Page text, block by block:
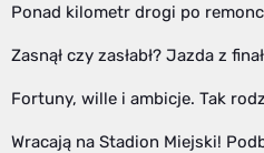
Ponad kilometr drogi po
Zasnął czy zasłabł? Jazda z
Fortuny, wille i ambicje. Tak
Wracają na Stadion Miejski!